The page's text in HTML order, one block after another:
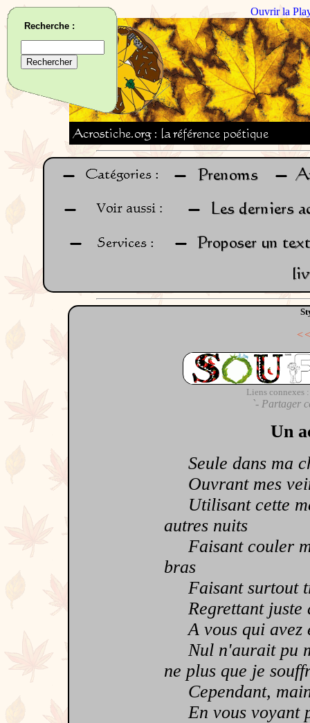
Ouvrir la
Liens connexes :
`- Partager
Un
Seule dans ma
Ouvrant mes
Utilisant cette
autres nuits
Faisant couler
bras
Faisant surtout
Regrettant juste
A vous qui avez
Nul n'aurait pu
ne plus que je
Cependant,
En vous voyant
Recherche :